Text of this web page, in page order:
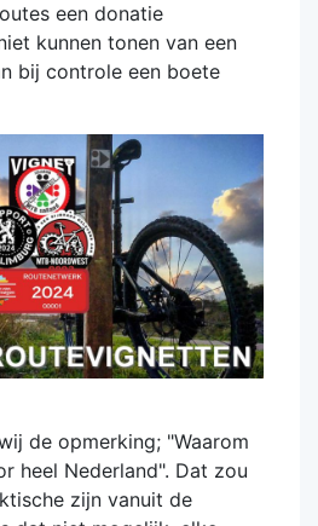
een donatie
kunnen tonen van een
bij controle een boete
de opmerking; "Waarom
heel Nederland". Dat zou
zijn vanuit de